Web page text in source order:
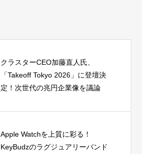
クラスターCEO加藤直人氏、
「Takeoff Tokyo 2026」に登壇決
定！次世代の兆円企業像を議論
Apple Watchを上質に彩る！
KeyBudzのラグジュアリーバンド